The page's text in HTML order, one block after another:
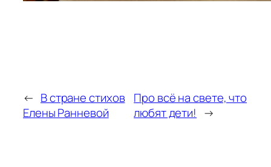
← В стране стихов
Елены Ранневой
Про всё на свете, что
любят дети! →